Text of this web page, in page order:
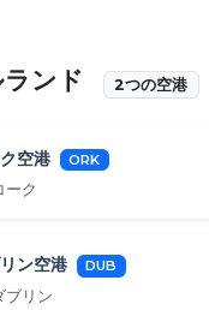
ンド 2つの空港
空港 ORK
ーク
ン空港 DUB
ブリン